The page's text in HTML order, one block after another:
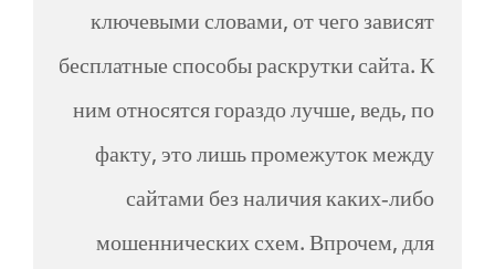
ключевыми словами, от чего зависят
бесплатные способы раскрутки сайта. К
ним относятся гораздо лучше, ведь, по
факту, это лишь промежуток между
сайтами без наличия каких-либо
мошеннических схем. Впрочем, для